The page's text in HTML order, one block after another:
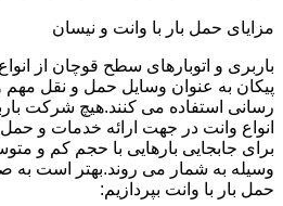
مزایای حمل بار با وانت و نیسان
باربری و اتوبارهای سطح قوچان از
پیکان به عنوان وسایل حمل و نقل
رسانی استفاده می کنند.هیچ شرکت
انواع وانت در جهت ارائه خدمات و حمل
برای جابجایی بارهایی با حجم کم و
وسیله به شمار می روند.بهتر است به
حمل بار با وانت بپردازیم: